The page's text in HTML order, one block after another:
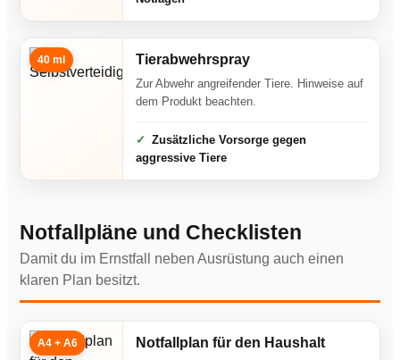
40 ml Tierabwehrspray
Zur Abwehr angreifender Tiere. Hinweise auf
dem Produkt beachten.
Zusätzliche Vorsorge gegen
aggressive Tiere
Notfallpläne und Checklisten
Damit du im Ernstfall neben Ausrüstung auch einen
klaren Plan besitzt.
A4 + A6 Notfallplan für den Haushalt